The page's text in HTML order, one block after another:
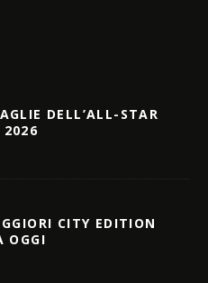
DELL’ALL-STAR
2026
CITY EDITION
OGGI